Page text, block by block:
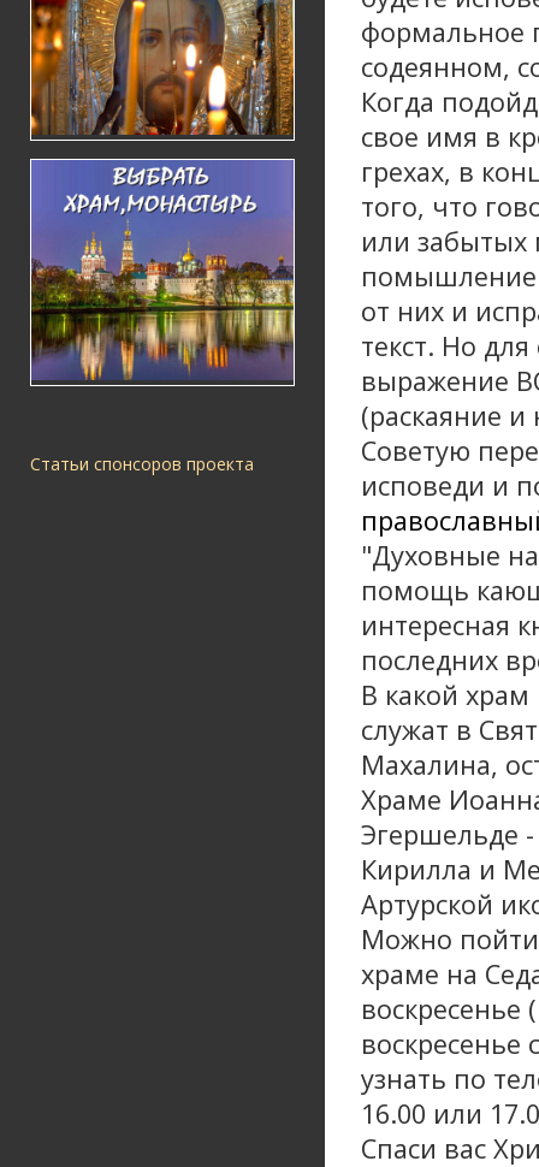
Статьи спонсоров проекта
формальное
содеянном,
Когда
свое имя в
грехах, в
того, что
или
от них и
текст. Но
выражение
(раскаяние
Советую
исповеди и
"Духовные
помощь
интересная
последних
В какой
служат в
Махалина,
Храме
Эгершельде
Кирилла и
Артурской
Можно
храме на
узнать по
16.00 или
Спаси вас